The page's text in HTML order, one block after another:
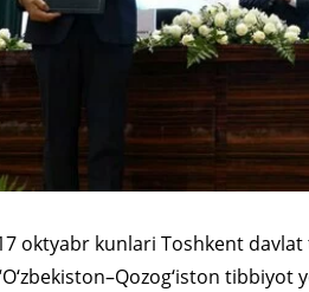
oktyabr kunlari Toshkent